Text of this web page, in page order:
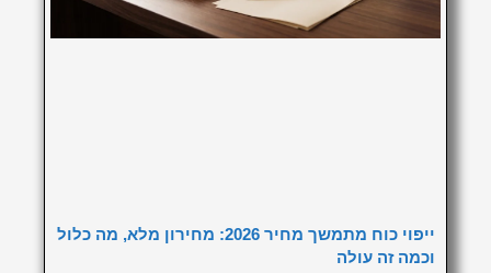
ייפוי כוח מתמשך מחיר 2026: מחירון מלא, מה כלול
וכמה זה עולה